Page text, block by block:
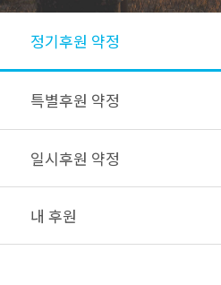
정기후원 약정
특별후원 약정
일시후원 약정
내 후원